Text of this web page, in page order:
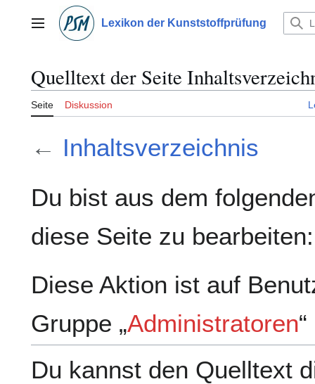
springenHauptmenü Lexikon der Kunststoffprüfung
Quelltext der Seite
Seite Diskussion
← Inhaltsverzeichnis
Du bist aus dem
diese Seite zu bearbeiten:
Diese Aktion ist auf
Gruppe „Administratoren
Du kannst den Quelltext